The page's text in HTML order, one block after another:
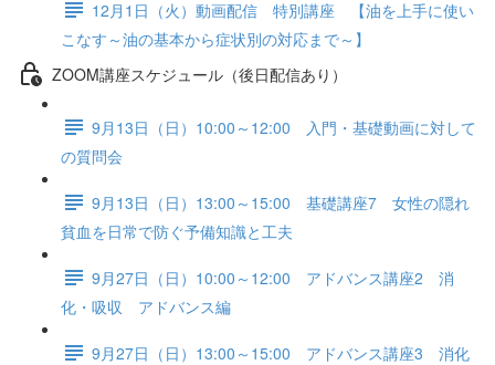
12月1日（火）動画配信 特別講座 【油を上手に使い
こなす～油の基本から症状別の対応まで～】
ZOOM講座スケジュール（後日配信あり）
9月13日（日）10:00～12:00 入門・基礎動画に対して
の質問会
9月13日（日）13:00～15:00 基礎講座7 女性の隠れ
貧血を日常で防ぐ予備知識と工夫
9月27日（日）10:00～12:00 アドバンス講座2 消
化・吸収 アドバンス編
9月27日（日）13:00～15:00 アドバンス講座3 消化